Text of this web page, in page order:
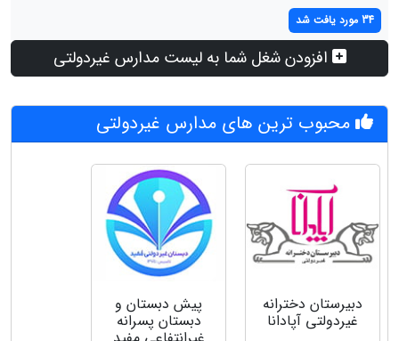
34 مورد یافت شد
افزودن شغل شما به لیست مدارس غیردولتی
محبوب ترین های مدارس غیردولتی
دبیرستان دخترانه
غیردولتی آپادانا
پیش دبستان و
دبستان پسرانه